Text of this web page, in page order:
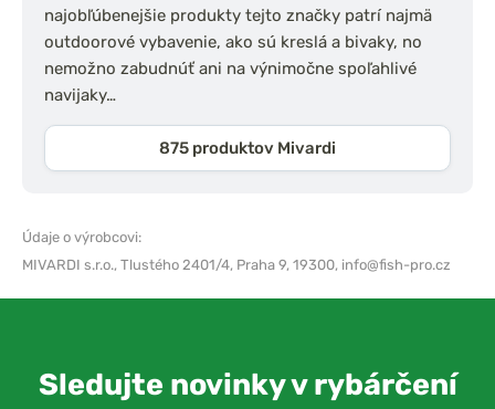
najobľúbenejšie produkty tejto značky patrí najmä
outdoorové vybavenie, ako sú kreslá a bivaky, no
nemožno zabudnúť ani na výnimočne spoľahlivé
navijaky…
875 produktov Mivardi
Údaje o výrobcovi:
MIVARDI s.r.o., Tlustého 2401/4, Praha 9, 19300, info@fish-pro.cz
Sledujte novinky v rybárčení